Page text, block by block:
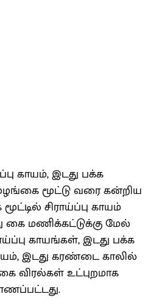
காயம், இடது பக்க
மூட்டு வரை கன்றிய
சிராய்ப்பு காயம்
மணிக்கட்டுக்கு மேல்
காயங்கள், இடது பக்க
இடது கரண்டை காலில்
கை விரல்கள் உட்புறமாக